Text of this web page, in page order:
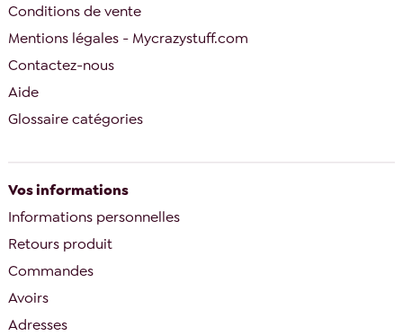
Conditions de vente
Mentions légales - Mycrazystuff.com
Contactez-nous
Aide
Glossaire catégories
Vos informations
Informations personnelles
Retours produit
Commandes
Avoirs
Adresses